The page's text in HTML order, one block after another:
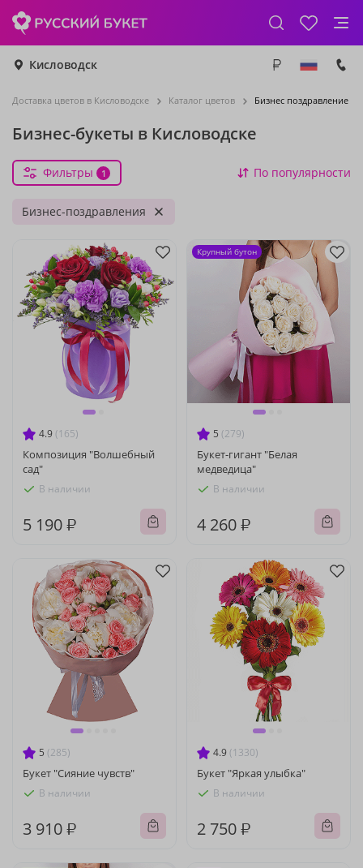
Кисловодск
Доставка цветов в Кисловодске Каталог цветов Бизнес поздравление
Бизнес-букеты в Кисловодске
Фильтры 1 По популярности
Бизнес-поздравления
4.9 (165)
Композиция "Волшебный
сад"
В наличии
5 190 ₽
5 (279)
Букет-гигант "Белая
медведица"
В наличии
4 260 ₽
Крупный бутон
5 (285)
Букет "Сияние чувств"
В наличии
3 910 ₽
4.9 (1330)
Букет "Яркая улыбка"
В наличии
2 750 ₽